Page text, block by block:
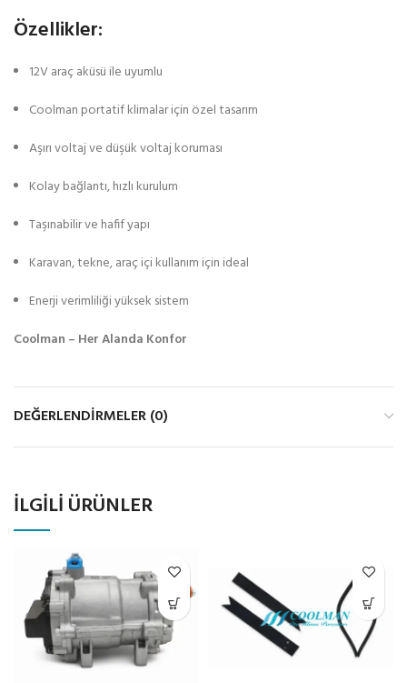
Özellikler:
12V araç aküsü ile uyumlu
Coolman portatif klimalar için özel tasarım
Aşırı voltaj ve düşük voltaj koruması
Kolay bağlantı, hızlı kurulum
Taşınabilir ve hafif yapı
Karavan, tekne, araç içi kullanım için ideal
Enerji verimliliği yüksek sistem
Coolman – Her Alanda Konfor
DEĞERLENDIRMELER (0)
İLGILI ÜRÜNLER